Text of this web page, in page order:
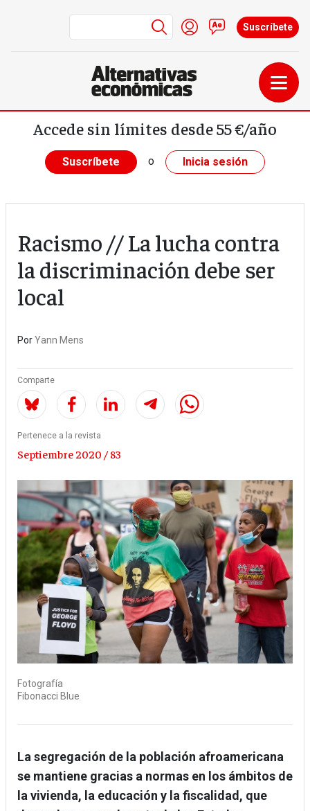
Pasar al contenido principal
Menú de cuenta de
Iniciar sesión
Contacto
Suscríbete
Accede sin límites desde 55 €/año
Suscríbete o Inicia sesión
Racismo // La lucha contra
la discriminación debe ser
local
PorYann Mens
Comparte
Pertenece a la revista
Septiembre 2020 / 83
Fotografía
Fibonacci Blue
La segregación de la población afroamericana
se mantiene gracias a normas en los ámbitos de
la vivienda, la educación y la fiscalidad, que